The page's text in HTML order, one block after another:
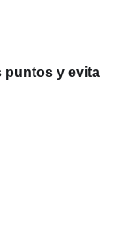
puntos y evita